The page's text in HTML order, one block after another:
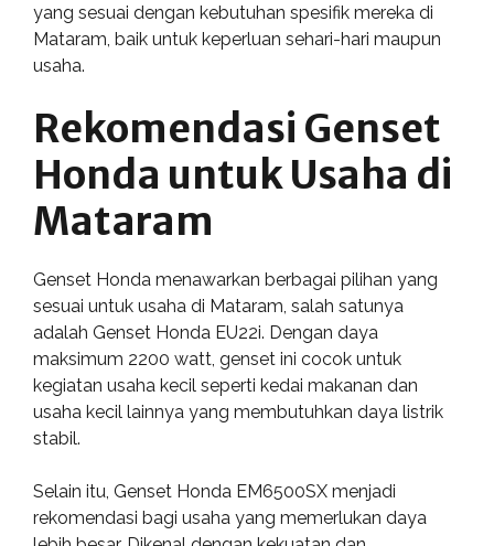
yang sesuai dengan kebutuhan spesifik mereka di
Mataram, baik untuk keperluan sehari-hari maupun
usaha.
Rekomendasi Genset
Honda untuk Usaha di
Mataram
Genset Honda menawarkan berbagai pilihan yang
sesuai untuk usaha di Mataram, salah satunya
adalah Genset Honda EU22i. Dengan daya
maksimum 2200 watt, genset ini cocok untuk
kegiatan usaha kecil seperti kedai makanan dan
usaha kecil lainnya yang membutuhkan daya listrik
stabil.
Selain itu, Genset Honda EM6500SX menjadi
rekomendasi bagi usaha yang memerlukan daya